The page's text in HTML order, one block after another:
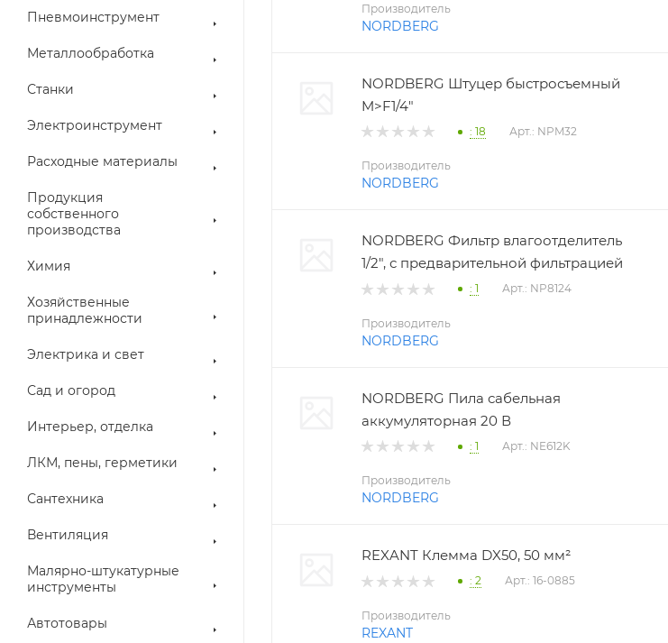
Пневмоинструмент
Металлообработка
Станки
Электроинструмент
Расходные материалы
Продукция
собственного
производства
Химия
Хозяйственные
принадлежности
Электрика и свет
Сад и огород
Интерьер, отделка
ЛКМ, пены, герметики
Сантехника
Вентиляция
Малярно-штукатурные
инструменты
Автотовары
Производитель
NORDBERG
NORDBERG Штуцер быстросъемный
M>F1/4"
: 18 Арт.: NPM32
Производитель
NORDBERG
NORDBERG Фильтр влагоотделитель
1/2", с предварительной фильтрацией
: 1 Арт.: NP8124
Производитель
NORDBERG
NORDBERG Пила сабельная
аккумуляторная 20 В
: 1 Арт.: NE612K
Производитель
NORDBERG
REXANT Клемма DX50, 50 мм²
: 2 Арт.: 16-0885
Производитель
REXANT